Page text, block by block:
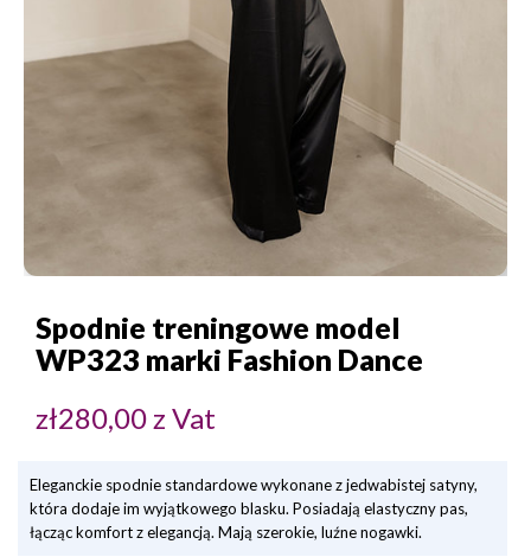
Spodnie treningowe model
WP323 marki Fashion Dance
zł280,00 z Vat
Eleganckie spodnie standardowe wykonane z jedwabistej satyny,
która dodaje im wyjątkowego blasku. Posiadają elastyczny pas,
łącząc komfort z elegancją. Mają szerokie, luźne nogawki.